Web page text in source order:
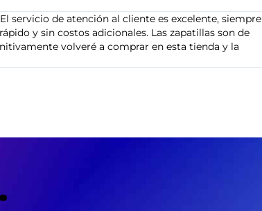
servicio de atención al cliente es excelente, siempre
y sin costos adicionales. Las zapatillas son de
volveré a comprar en esta tienda y la